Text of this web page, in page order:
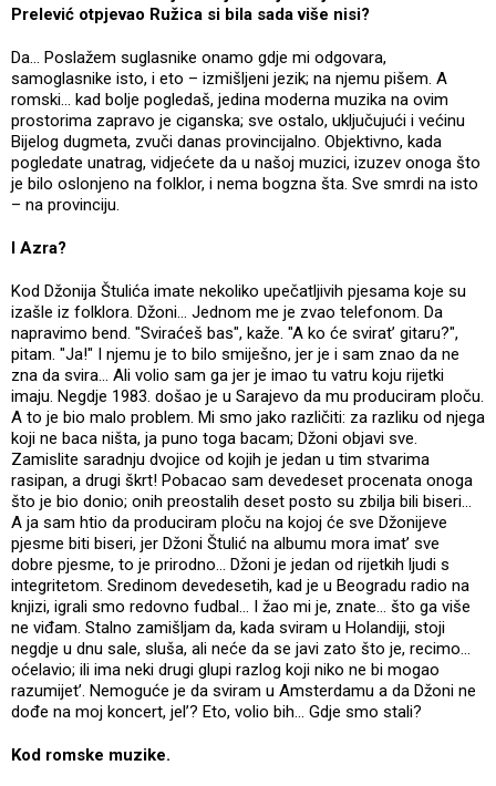
Prelević otpjevao Ružica si bila sada više nisi?
Da... Poslažem suglasnike onamo gdje mi odgovara,
samoglasnike isto, i eto – izmišljeni jezik; na njemu pišem. A
romski... kad bolje pogledaš, jedina moderna muzika na ovim
prostorima zapravo je ciganska; sve ostalo, uključujući i većinu
Bijelog dugmeta, zvuči danas provincijalno. Objektivno, kada
pogledate unatrag, vidjećete da u našoj muzici, izuzev onoga što
je bilo oslonjeno na folklor, i nema bogzna šta. Sve smrdi na isto
– na provinciju.
I Azra?
Kod Džonija Štulića imate nekoliko upečatljivih pjesama koje su
izašle iz folklora. Džoni... Jednom me je zvao telefonom. Da
napravimo bend. "Sviraćeš bas", kaže. "A ko će svirat’ gitaru?",
pitam. "Ja!" I njemu je to bilo smiješno, jer je i sam znao da ne
zna da svira... Ali volio sam ga jer je imao tu vatru koju rijetki
imaju. Negdje 1983. došao je u Sarajevo da mu produciram ploču.
A to je bio malo problem. Mi smo jako različiti: za razliku od njega
koji ne baca ništa, ja puno toga bacam; Džoni objavi sve.
Zamislite saradnju dvojice od kojih je jedan u tim stvarima
rasipan, a drugi škrt! Pobacao sam devedeset procenata onoga
što je bio donio; onih preostalih deset posto su zbilja bili biseri...
A ja sam htio da produciram ploču na kojoj će sve Džonijeve
pjesme biti biseri, jer Džoni Štulić na albumu mora imat’ sve
dobre pjesme, to je prirodno... Džoni je jedan od rijetkih ljudi s
integritetom. Sredinom devedesetih, kad je u Beogradu radio na
knjizi, igrali smo redovno fudbal... I žao mi je, znate... što ga više
ne viđam. Stalno zamišljam da, kada sviram u Holandiji, stoji
negdje u dnu sale, sluša, ali neće da se javi zato što je, recimo...
oćelavio; ili ima neki drugi glupi razlog koji niko ne bi mogao
razumijet’. Nemoguće je da sviram u Amsterdamu a da Džoni ne
dođe na moj koncert, jel’? Eto, volio bih... Gdje smo stali?
Kod romske muzike.